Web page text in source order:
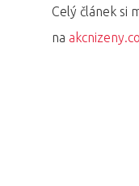
Celý článek si
na